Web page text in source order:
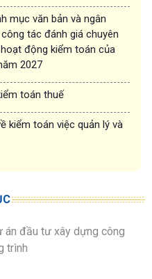
mục văn bản và ngân
tác đánh giá chuyên
động kiểm toán của
2027
toán thuế
kiểm toán việc quản lý và